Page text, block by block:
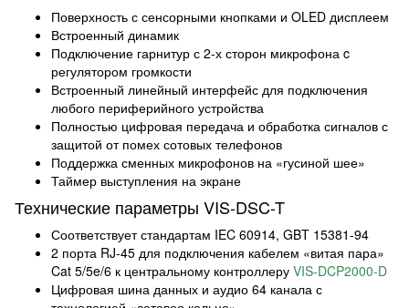
Поверхность с сенсорными кнопками и OLED дисплеем
Встроенный динамик
Подключение гарнитур с 2-х сторон микрофона c
регулятором громкости
Встроенный линейный интерфейс для подключения
любого периферийного устройства
Полностью цифровая передача и обработка сигналов с
защитой от помех сотовых телефонов
Поддержка сменных микрофонов на «гусиной шее»
Таймер выступления на экране
Технические параметры VIS-DSC-T
Соответствует стандартам IEC 60914, GBT 15381-94
2 порта RJ-45 для подключения кабелем «витая пара»
Cat 5/5e/6 к центральному контроллеру VIS-DCP2000-D
Цифровая шина данных и аудио 64 канала с